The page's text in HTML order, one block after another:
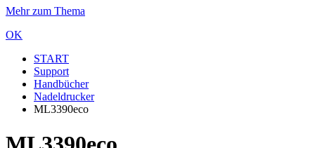
Mehr zum Thema
OK
START
Support
Handbücher
Nadeldrucker
ML3390eco